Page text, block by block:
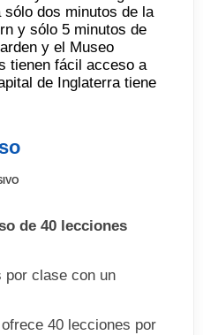
sólo dos minutos de la
y sólo 5 minutos de
y el Museo
tienen fácil acceso a
de Inglaterra tiene
de 40 lecciones
por clase con un
40 lecciones por